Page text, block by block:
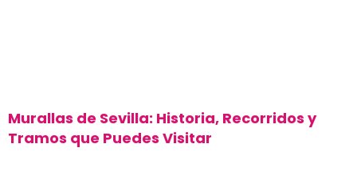
Murallas de Sevilla: Historia, Recorridos y
Tramos que Puedes Visitar